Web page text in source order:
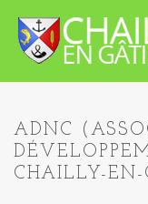
ADNC
CHAILLY-